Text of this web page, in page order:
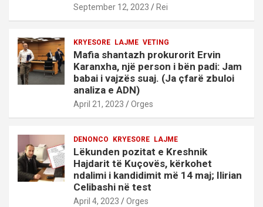
September 12, 2023 Rei
KRYESORE LAJME VETING
Mafia shantazh prokurorit Ervin
Karanxha, një person i bën padi: Jam
babai i vajzës suaj. (Ja çfarë zbuloi
analiza e ADN)
April 21, 2023 Orges
DENONCO KRYESORE LAJME
Lëkunden pozitat e Kreshnik
Hajdarit të Kuçovës, kërkohet
ndalimi i kandidimit më 14 maj; Ilirian
Celibashi në test
April 4, 2023 Orges